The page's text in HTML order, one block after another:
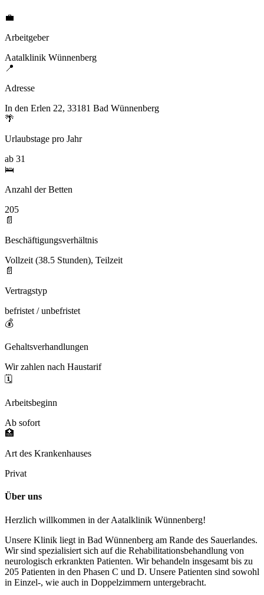
💼
Arbeitgeber
Aatalklinik Wünnenberg
📍
Adresse
In den Erlen 22, 33181 Bad Wünnenberg
🌴
Urlaubstage pro Jahr
ab 31
🛌
Anzahl der Betten
205
📄
Beschäftigungsverhältnis
Vollzeit (38.5 Stunden), Teilzeit
📄
Vertragstyp
befristet / unbefristet
💰
Gehaltsverhandlungen
Wir zahlen nach Haustarif
🗓️
Arbeitsbeginn
Ab sofort
🏥
Art des Krankenhauses
Privat
Über uns
Herzlich willkommen in der Aatalklinik Wünnenberg!
Unsere Klinik liegt in Bad Wünnenberg am Rande des Sauerlandes.
Wir sind spezialisiert sich auf die Rehabilitationsbehandlung von
neurologisch erkrankten Patienten. Wir behandeln insgesamt bis zu
205 Patienten in den Phasen C und D. Unsere Patienten sind sowohl
in Einzel-, wie auch in Doppelzimmern untergebracht.